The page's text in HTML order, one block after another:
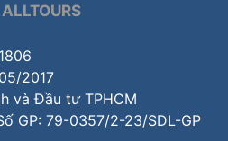
2017
và Đầu tư TPHCM
GP: 79-0357/2-23/SDL-GP